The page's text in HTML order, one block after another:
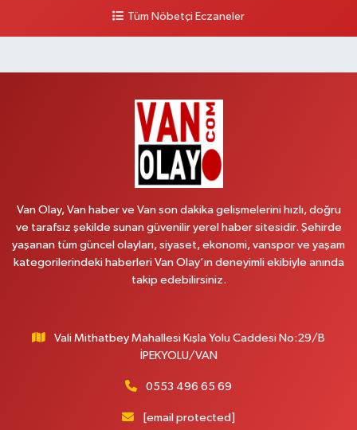
Yol Tarifi Al
Yol Tarifi Al
Cumhuriyet Mahallesi, Konak Sokak No:6 Gürpınar Van
Yol Tarifi Al
Yiğit Eczanesi
Hatuniye Mahallesi, Asmin Sokak No:3 A İpekyolu Van
Yol Tarifi Al
Süphan Mahallesi, İpekyolu Caddesi No:283 G Edremit Van
Yol Tarifi Al
Serhat Mahallesi, Cumhuriyet Bulvarı No:137 E İpekyolu Van
Tüm Nöbetçi Eczaneler
Van Olay, Van haber ve Van son dakika gelişmelerini hızlı, doğru
ve tarafsız şekilde sunan güvenilir yerel haber sitesidir. Şehirde
yaşanan tüm güncel olayları, siyaset, ekonomi, vanspor ve yaşam
kategorilerindeki haberleri Van Olay’ın deneyimli ekibiyle anında
takip edebilirsiniz.
Vali Mithatbey Mahallesi Kışla Yolu Caddesi No:29/B
İPEKYOLU/VAN
0553 496 65 69
[email protected]